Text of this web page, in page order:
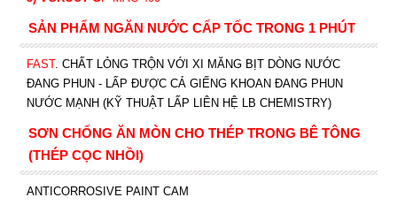
SẢN PHẨM NGĂN NƯỚC CẤP TỐC TRONG 1 PHÚT
FAST. CHẤT LỎNG TRỘN VỚI XI MĂNG BỊT DÒNG NƯỚC
ĐANG PHUN - LẤP ĐƯỢC CẢ GIẾNG KHOAN ĐANG PHUN
NƯỚC MẠNH (KỸ THUẬT LẤP LIÊN HỆ LB CHEMISTRY)
SƠN CHỐNG ĂN MÒN CHO THÉP TRONG BÊ TÔNG
(THÉP CỌC NHỒI)
ANTICORROSIVE PAINT CAM